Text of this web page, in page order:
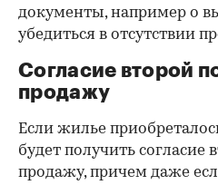
документы, например о
убедиться в отсутствии
Согласие второй
продажу
Если жилье
будет получить согласие
продажу, причем даже